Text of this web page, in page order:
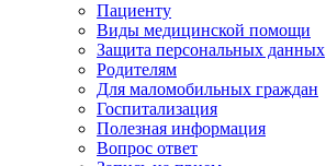
Пациенту
Виды медицинской помощи
Защита персональных данных
Родителям
Для маломобильных граждан
Госпитализация
Полезная информация
Вопрос ответ